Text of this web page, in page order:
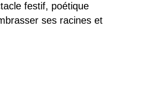
festif, poétique
ses racines et